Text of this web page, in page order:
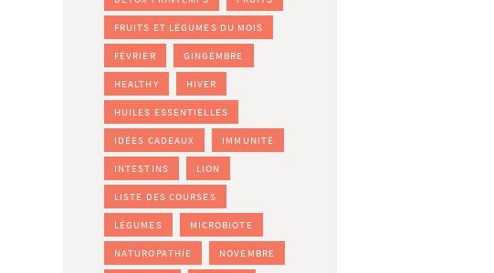
FRUITS ET LÉGUMES DU MOIS
FÉVRIER GINGEMBRE
HEALTHY HIVER
HUILES ESSENTIELLES
IDÉES CADEAUX IMMUNITÉ
INTESTINS LION
LISTE DES COURSES
LÉGUMES MICROBIOTE
NATUROPATHIE NOVEMBRE